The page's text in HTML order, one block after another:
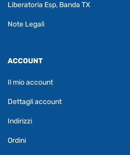
Liberatoria Esp, Banda TX
Note Legali
ACCOUNT
Il mio account
Dettagli account
Indirizzi
Ordini